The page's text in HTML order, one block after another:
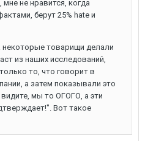
не нравится, когда
берут 25% hate и
некоторые товарищи делали
из наших исследований,
то, что говорит в
а затем показывали это
мы то ОГОГО, а эти
Вот такое